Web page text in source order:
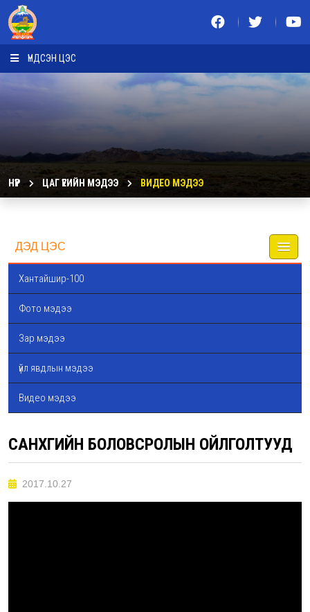
ҮНДСЭН ЦЭС
НҮҮР ЦАГ ҮЕИЙН МЭДЭЭ ВИДЕО МЭДЭЭ
ДЭД ЦЭС
Хантайшир-100
Фото мэдээ
Зар мэдээ
үйл явдлын мэдээ
Видео мэдээ
САНХҮҮГИЙН БОЛОВСРОЛЫН ОЙЛГОЛТУУД
2017.10.27